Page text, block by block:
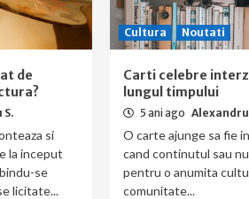
de
si
la inceput
se
licitate...
Cultura Noutati
Carti celebre
lungul timpului
5 ani ago Alexandru
O carte ajunge sa fie
cand continutul sau
pentru o anumita
comunitate...